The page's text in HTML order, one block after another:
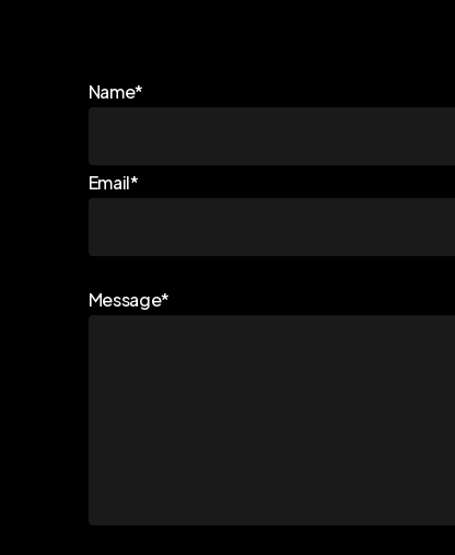
Name*
Email*
Message*